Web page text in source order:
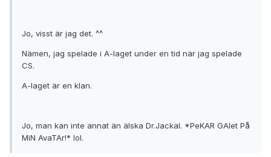
Jo, visst är jag det. ^^
Nämen, jag spelade i A-laget under en tid när jag spelade
CS.
A-laget är en klan.
Jo, man kan inte annat än älska Dr.Jackal. *PeKAR GAlet På
MiN AvaTAr!* lol.